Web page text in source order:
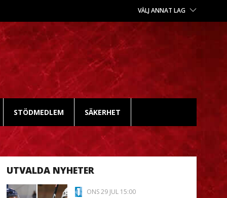
VÄLJ ANNAT LAG
STÖDMEDLEM SÄKERHET
UTVALDA NYHETER
ONS 29 JUL 15:00